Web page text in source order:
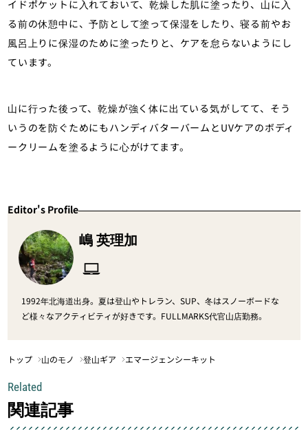
イドポケットに入れておいて、乾燥した肌に塗ったり、山に入
る前の休憩中に、予防として塗って保湿をしたり、寝る前やお
風呂上りに保湿のために塗ったりと、ケアを怠らないようにし
ています。
山に行った後って、乾燥が強く体に出ている気がしてて、そう
いうのを防ぐためにもハンディバターバームとUVケアのボディ
ークリームを塗るように心がけてます。
Editor's Profile
嶋 英理加
1992年北海道出身。夏は登山やトレラン、SUP、冬はスノーボードな
ど様々なアクティビティが好きです。FULLMARKS代官山店勤務。
トップ 山のモノ 登山ギア エマージェンシーキット
Related
関連記事